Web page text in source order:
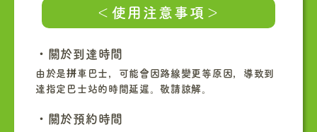
＜使用注意事項＞
・關於到達時間
由於是拼車巴士，可能會因路線變更等原因，導致到
達指定巴士站的時間延遲。敬請諒解。
・關於預約時間